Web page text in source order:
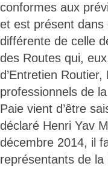
conformes aux
et est présent
différente de celle
des Routes qui,
d’Entretien
professionnels de
Paie vient d’être
déclaré Henri Yav
décembre 2014, il
représentants de la